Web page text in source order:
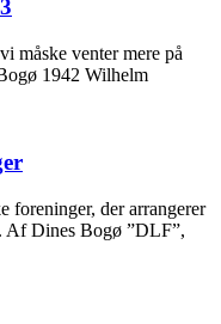
måske venter mere på
1942 Wilhelm
foreninger, der arrangerer
Af Dines Bogø ”DLF”,